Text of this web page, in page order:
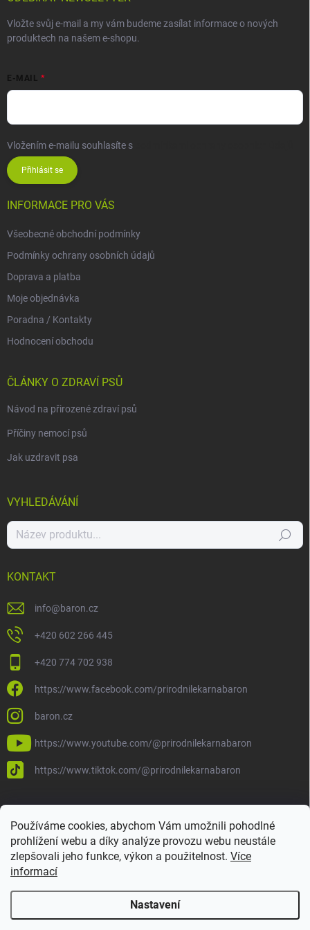
Používáme cookies, abychom Vám umožnili pohodlné
prohlížení webu a díky analýze provozu webu neustále
zlepšovali jeho funkce, výkon a použitelnost. Více
informací
Nastavení
Vložte svůj e-mail a my vám budeme zasílat informace o nových
produktech na našem e-shopu.
E-MAIL
Vložením e-mailu souhlasíte s
Přihlásit se
INFORMACE PRO VÁS
Všeobecné obchodní podmínky
Podmínky ochrany osobních údajů
Doprava a platba
Moje objednávka
Poradna / Kontakty
Hodnocení obchodu
ČLÁNKY O ZDRAVÍ PSŮ
Návod na přirozené zdraví psů
Příčiny nemocí psů
Jak uzdravit psa
VYHLEDÁVÁNÍ
Hledat
KONTAKT
info@baron.cz
+420 602 266 445
+420 774 702 938
https://www.facebook.com/prirodnilekarnabaron
baron.cz
https://www.youtube.com/@prirodnilekarnabaron
https://www.tiktok.com/@prirodnilekarnabaron
. Všechna práva vyhrazena.
cookies